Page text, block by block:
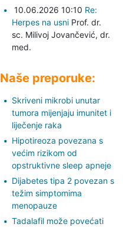
10.06.2026 10:10 Re:
Herpes na usni Prof. dr.
sc. Milivoj Jovančević, dr.
med.
Naše preporuke:
Skriveni mikrobi unutar
tumora mijenjaju imunitet i
liječenje raka
Hipotireoza povezana s
većim rizikom od
opstruktivne sleep apneje
Dijabetes tipa 2 povezan s
težim simptomima
menopauze
Tadalafil može povećati